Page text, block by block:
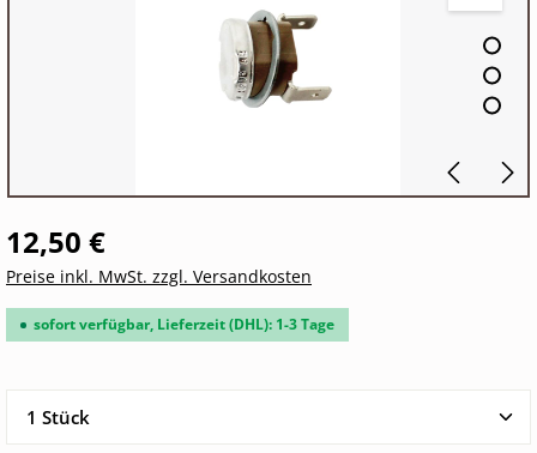
12,50 €
Preise inkl. MwSt. zzgl. Versandkosten
sofort verfügbar, Lieferzeit (DHL): 1-3 Tage
Produkt Anzahl: Gib den gewünschten Wert ein